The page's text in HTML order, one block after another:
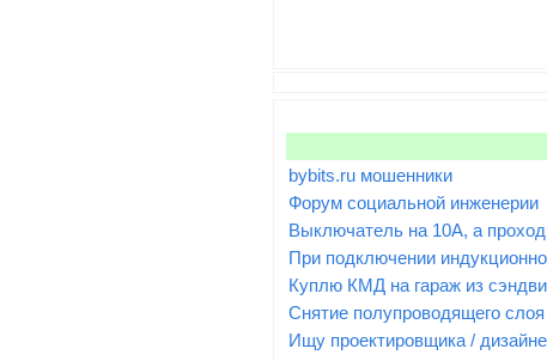
bybits.ru мошенники
Форум социальной инженерии
Выключатель на 10А, а
При подключении
Куплю КМД на гараж из
Снятие полупроводящего
Ищу проектировщика /